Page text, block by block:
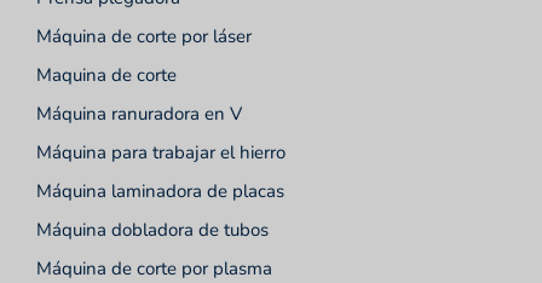
Máquina de corte por láser
Maquina de corte
Máquina ranuradora en V
Máquina para trabajar el hierro
Máquina laminadora de placas
Máquina dobladora de tubos
Máquina de corte por plasma